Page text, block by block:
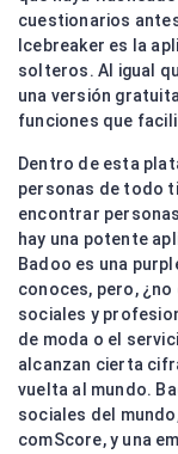
cuestionarios
Icebreaker es la
solteros. Al igual
una versión
funciones que
Dentro de esta
personas de todo
encontrar
hay una potente
Badoo es una
conoces, pero,
sociales y
de moda o el
alcanzan cierta
vuelta al mundo.
sociales del
comScore, y una